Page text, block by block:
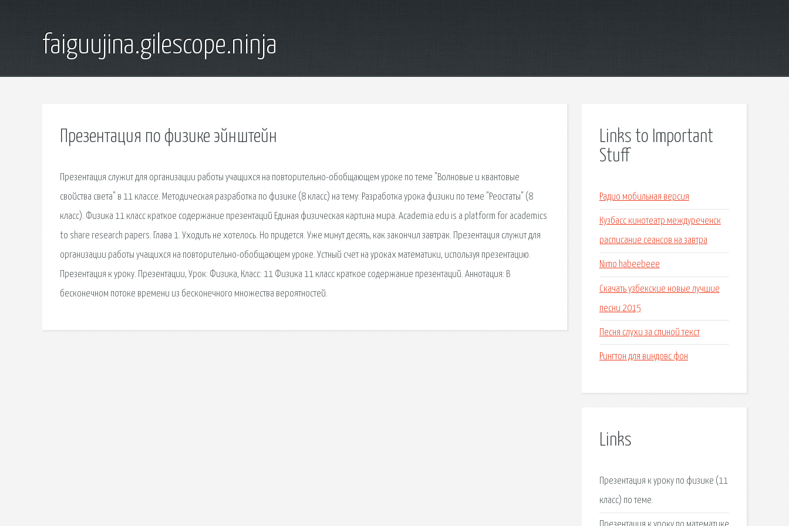
faiguujina.gilescope.ninja
Презентация по физике эйнштейн
Презентация служит для организации работы учащихся на повторительно-обобщающем уроке по теме "Волновые и квантовые
свойства света" в 11 классе. Методическая разработка по физике (8 класс) на тему: Разработка урока физики по теме "Реостаты" (8
класс). Физика 11 класс краткое содержание презентаций Единая физическая картина мира. Academia.edu is a platform for academics
to share research papers. Глава 1. Уходить не хотелось. Но придется. Уже минут десять, как закончил завтрак. Презентация служит для
организации работы учащихся на повторительно-обобщающем уроке. Устный счет на уроках математики, используя презентацию.
Презентация к уроку. Презентации, Урок: Физика, Класс: 11 Физика 11 класс краткое содержание презентаций. Аннотация: В
бесконечном потоке времени из бесконечного множества вероятностей.
Links to Important
Stuff
Радио мобильная версия
Кузбасс кинотеатр междуреченск
расписание сеансов на завтра
Nimo habeebeee
Скачать узбекские новые лучшие
песни 2015
Песня слухи за спиной текст
Рингтон для виндовс фон
Links
Презентация к уроку по физике (11
класс) по теме.